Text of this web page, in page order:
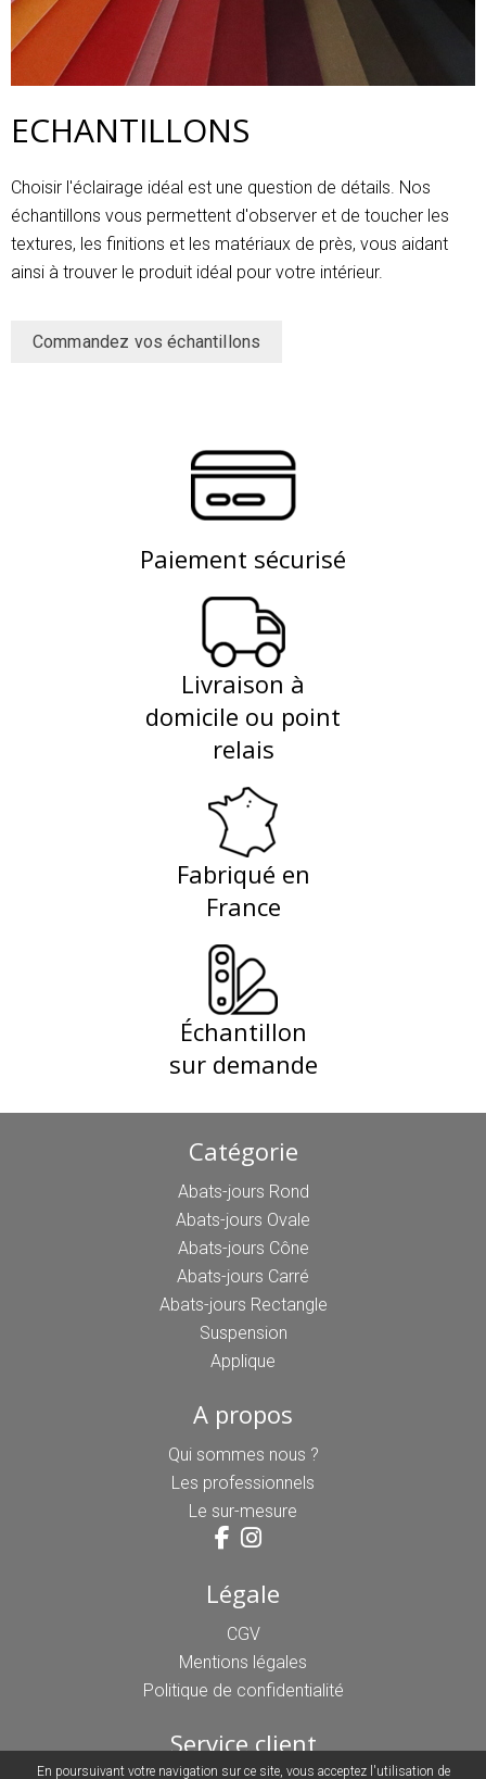
ECHANTILLONS
Choisir l'éclairage idéal est une question de détails. Nos
échantillons vous permettent d'observer et de toucher les
textures, les finitions et les matériaux de près, vous aidant
ainsi à trouver le produit idéal pour votre intérieur.
Commandez vos échantillons
Paiement sécurisé
Livraison à
domicile ou point
relais
Fabriqué en
France
Échantillon
sur demande
Catégorie
Abats-jours Rond
Abats-jours Ovale
Abats-jours Cône
Abats-jours Carré
Abats-jours Rectangle
Suspension
Applique
A propos
Qui sommes nous ?
Les professionnels
Le sur-mesure
Légale
CGV
Mentions légales
Politique de confidentialité
Service client
En poursuivant votre navigation sur ce site, vous acceptez l'utilisation de